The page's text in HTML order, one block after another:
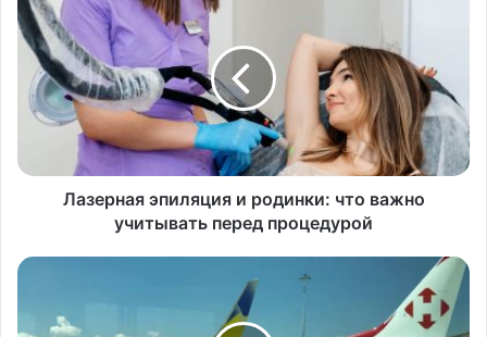
Лазерная эпиляция и родинки: что важно
учитывать перед процедурой